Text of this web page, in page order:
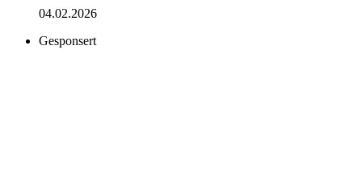
04.02.2026
Gesponsert